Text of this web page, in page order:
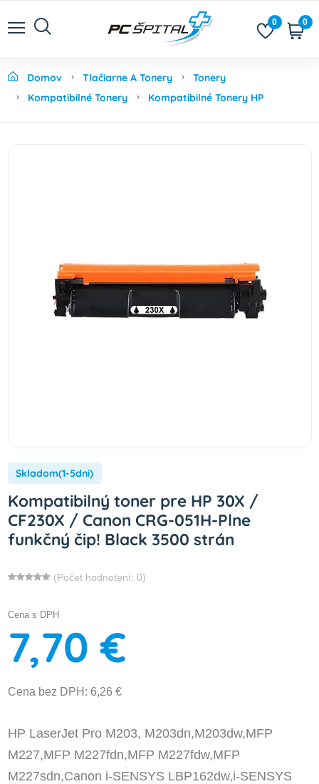
0 0
Domov Tlačiarne A Tonery
Tonery
Kompatibilné Tonery
Kompatibilné Tonery HP
Skladom(1-5dni)
Kompatibilný toner pre HP 30X /
CF230X / Canon CRG-051H-Plne
funkčný čip! Black 3500 strán
(Počet hodnotení: 0)
Cena s DPH
7,70 €
Cena bez DPH: 6,26 €
HP LaserJet Pro M203, M203dn,M203dw,MFP
M227,MFP M227fdn,MFP M227fdw,MFP
M227sdn,Canon i-SENSYS LBP162dw,i-SENSYS